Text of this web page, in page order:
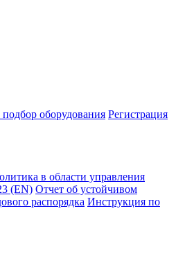
подбор оборудования Регистрация
в области управления
(EN) Отчет об устойчивом
распорядка Инструкция по